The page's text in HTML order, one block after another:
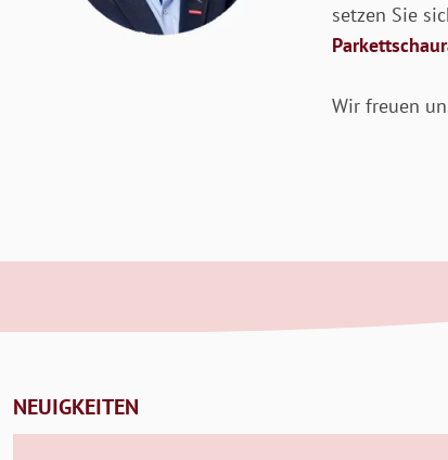
setzen Sie
Wir freuen
NEUIGKEITEN